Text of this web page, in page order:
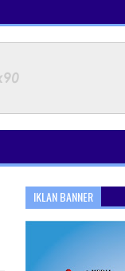
IKLAN BANNER